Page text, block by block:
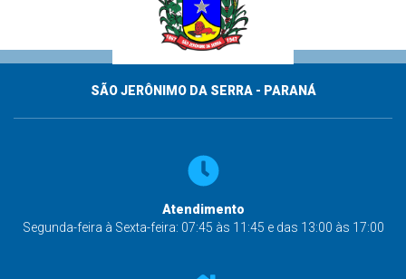
SÃO JERÔNIMO DA SERRA - PARANÁ
Atendimento
Segunda-feira à Sexta-feira: 07:45 às 11:45 e das 13:00 às 17:00